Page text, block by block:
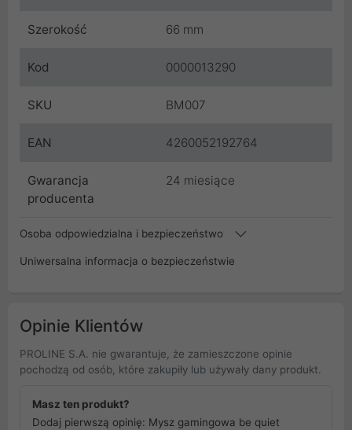
Szerokość 66 mm
Kod 0000013290
SKU BM007
EAN 4260052192764
Gwarancja
producenta
24 miesiące
Osoba odpowiedzialna i bezpieczeństwo
Uniwersalna informacja o bezpieczeństwie
Opinie Klientów
PROLINE S.A. nie gwarantuje, że zamieszczone opinie
pochodzą od osób, które zakupiły lub używały dany produkt.
Masz ten produkt?
Dodaj pierwszą opinię: Mysz gamingowa be quiet